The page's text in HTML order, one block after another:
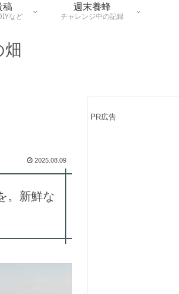
稿
など
週末養蜂
チャレンジ中の記録
2025.08.09
。新鮮な
PR広告